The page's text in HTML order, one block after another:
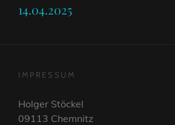
14.04.2025
IMPRESSUM
Holger Stöckel
09113 Chemnitz